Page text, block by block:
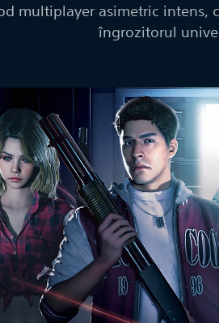
multiplayer asimetric intens,
îngrozitorul